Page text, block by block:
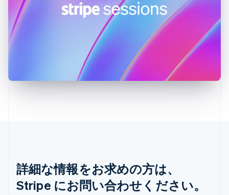
詳細な情報をお求めの方は、
Stripe にお問い合わせください。
スウェーデン
English
DeutschEnglish
ニュージーランド
English